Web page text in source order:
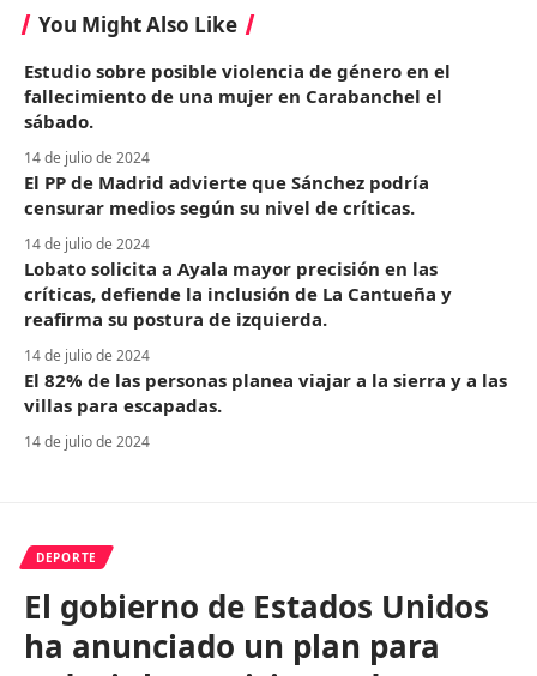
You Might Also Like
Estudio sobre posible violencia de género en el
fallecimiento de una mujer en Carabanchel el
sábado.
14 de julio de 2024
El PP de Madrid advierte que Sánchez podría
censurar medios según su nivel de críticas.
14 de julio de 2024
Lobato solicita a Ayala mayor precisión en las
críticas, defiende la inclusión de La Cantueña y
reafirma su postura de izquierda.
14 de julio de 2024
El 82% de las personas planea viajar a la sierra y a las
villas para escapadas.
14 de julio de 2024
DEPORTE
El gobierno de Estados Unidos
ha anunciado un plan para